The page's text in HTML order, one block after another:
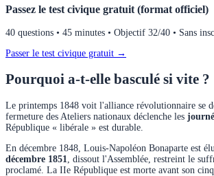
Passez le test civique gratuit (format officiel)
40 questions • 45 minutes • Objectif 32/40 • Sans
Passer le test civique gratuit →
Pourquoi a-t-elle basculé si vite ?
Le printemps 1848 voit l'alliance révolutionnaire se
fermeture des Ateliers nationaux déclenche les
République « libérale » est durable.
En décembre 1848, Louis-Napoléon Bonaparte est
décembre 1851
, dissout l'Assemblée, restreint le
proclamé. La IIe République est morte avant son